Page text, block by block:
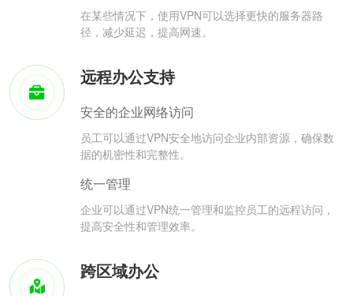
在某些情况下，使用VPN可以选择更快的服务器路
径，减少延迟，提高网速。
远程办公支持
安全的企业网络访问
员工可以通过VPN安全地访问企业内部资源，确保数
据的机密性和完整性。
统一管理
企业可以通过VPN统一管理和监控员工的远程访问，
提高安全性和管理效率。
跨区域办公